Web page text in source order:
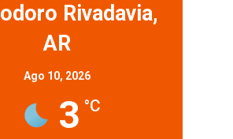
Rivadavia,
AR
Ago 10, 2026
3 °C